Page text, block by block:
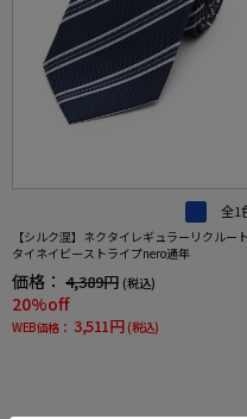
全1
【シルク混】ネクタイレギュラーリクルート
タイネイビーストライプnero通年
価格： 4,389円 (税込)
20%off
WEB価格： 3,511円 (税込)